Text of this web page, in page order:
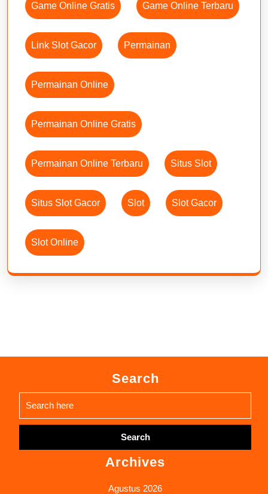
Game Online Gratis Game Online Terbaru
Link Slot Gacor Permainan
Permainan Online
Permainan Online Gratis
Permainan Online Terbaru Situs Slot
Situs Slot Gacor Slot Slot Gacor
Slot Online
Search
for:
Archives
Agustus 2026